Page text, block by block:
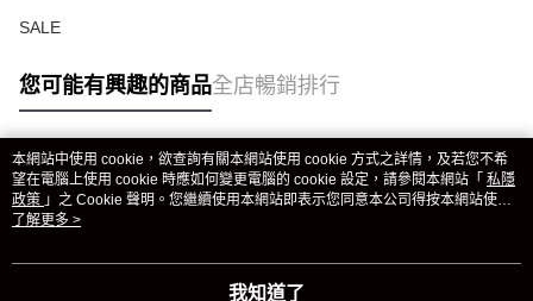
SALE
您可能有興趣的商品全店暢銷排行
熱門標籤
熱銷排行
本網站中使用 cookie，欲查詢有關本網站使用 cookie 方式之詳情，及若您不希
望在電腦上使用 cookie 時應如何變更電腦的 cookie 設定，請參閱本網站「 私隱
政策 」之 Cookie 聲明。您繼續使用本網站即表示您同意本公司得按本網站使用
條款之 Cookie 聲明使用 cookie。
了解更多 >
我知道了